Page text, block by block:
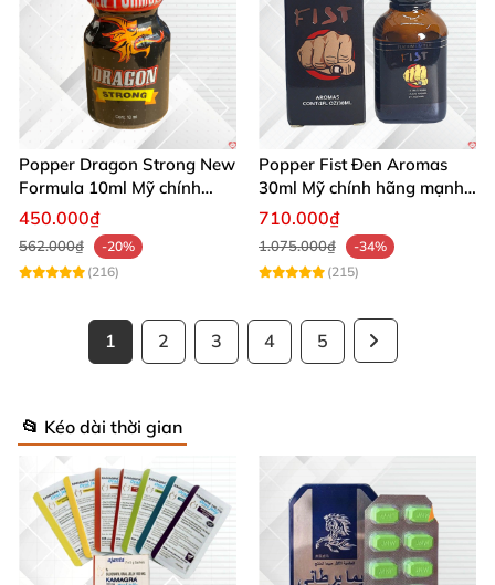
Popper Dragon Strong New
Formula 10ml Mỹ chính
hãng kích thích khoái cảm
450.000₫
562.000₫
-20%
(216)
Popper Fist Đen Aromas
30ml Mỹ chính hãng mạnh
mẽ kích thích
710.000₫
1.075.000₫
-34%
(215)
1 2 3 4 5
📂 Kéo dài thời gian